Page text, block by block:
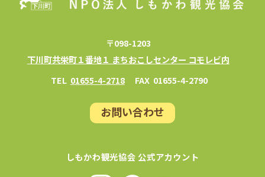
〒098-1203
下川町共栄町１番地１ まちおこしセンター コモレビ内
TEL 01655-4-2718 FAX 01655-4-2790
お問い合わせ
しもかわ観光協会 公式アカウント